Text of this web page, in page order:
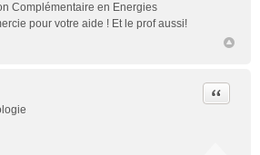
Complémentaire en Energies
pour votre aide ! Et le prof aussi!
Citer